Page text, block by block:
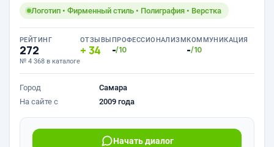
Логотип • Фирменный стиль • Полиграфия • Верстка
РЕЙТИНГ
272
№ 4 368 в каталоге
ОТЗЫВЫ
34
ПРОФЕССИОНАЛИЗМ
-/10
КОММУНИКАЦИЯ
-/10
Город
Самара
На сайте с
2009 года
Начать диалог